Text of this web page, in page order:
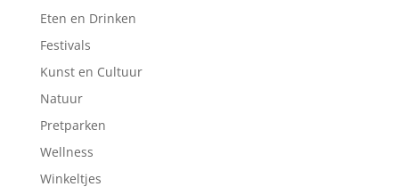
Eten en Drinken
Festivals
Kunst en Cultuur
Natuur
Pretparken
Wellness
Winkeltjes